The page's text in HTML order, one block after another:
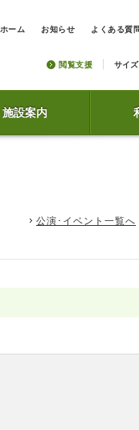
ホーム お知らせ よくある質
閲覧支援 サイズ
施設案内
公演･イベント一覧へ